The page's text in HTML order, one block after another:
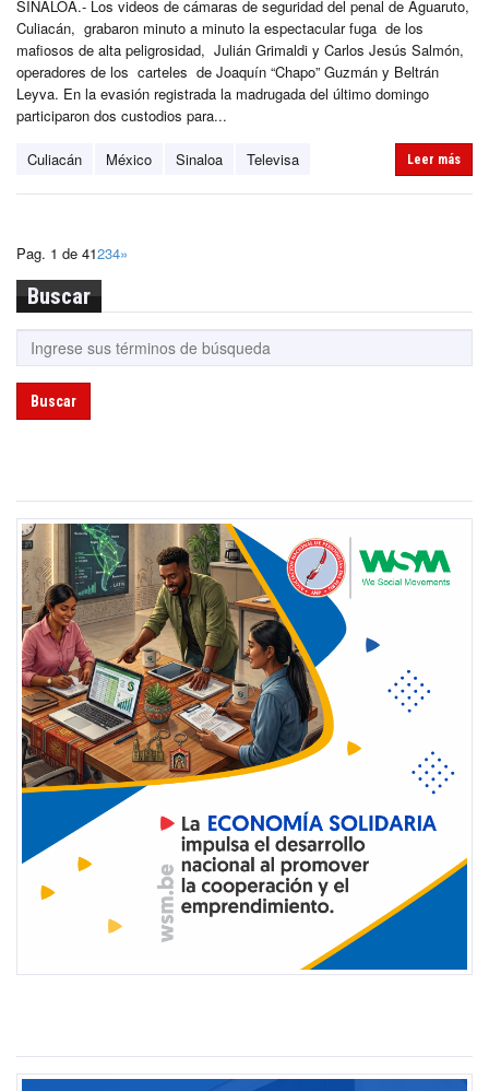
SINALOA.- Los videos de cámaras de seguridad del penal de Aguaruto,
Culiacán, grabaron minuto a minuto la espectacular fuga de los
mafiosos de alta peligrosidad, Julián Grimaldi y Carlos Jesús Salmón,
operadores de los carteles de Joaquín “Chapo” Guzmán y Beltrán
Leyva. En la evasión registrada la madrugada del último domingo
participaron dos custodios para...
Culiacán México Sinaloa Televisa Leer más
Pag. 1 de 41234»
Buscar
Buscar